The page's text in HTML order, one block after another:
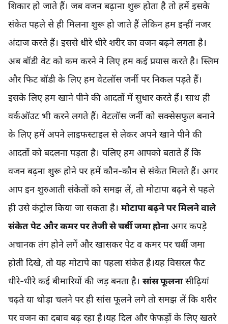
शिकार हो जाते हैं। जब वजन बढ़ाना शुरू होता है तो हमें इसके
संकेत पहले से ही मिलना शुरू हो जाते हैं लेकिन हम इन्हीं नजर
अंदाज करते हैं। इससे धीरे धीरे शरीर का वजन बढ़ने लगता है।
अब बॉडी वेट को कम करने ने लिए हम कई प्रयास करते है। स्लिम
और फिट बॉडी के लिए हम वेटलॉस जर्नी पर निकल पड़ते हैं।
इसके लिए हम खाने पीने की आदतों में सुधार करते हैं। साथ ही
वर्कऑउट भी करने लगते हैं। वेटलॉस जर्नी को सक्सेसफुल बनाने
के लिए हमें अपने लाइफस्टाइल से लेकर अपने खाने पीने की
आदतों को बदलना पड़ता है। चलिए हम आपको बताते हैं कि
वजन बढ़ना शुरू होने पर हमें कौन-कौन से संकेत मिलते हैं। अगर
आप इन शुरुआती संकेतों को समझ लें, तो मोटापा बढ़ने से पहले
ही उसे कंट्रोल किया जा सकता है। मोटापा बढ़ने पर मिलने वाले
संकेत पेट और कमर पर तेजी से चर्बी जमा होनाअगर कपड़े
अचानक तंग होने लगें और खासकर पेट व कमर पर चर्बी जमा
होती दिखे, तो यह मोटापे का पहला संकेत है।यह विसरल फैट
धीरे-धीरे कई बीमारियों की जड़ बनता है। सांस फूलनासीढ़ियां
चढ़ते या थोड़ा चलने पर ही सांस फूलने लगे तो समझ लें कि शरीर
पर वजन का दबाव बढ़ रहा है।यह दिल और फेफड़ों के लिए खतरे